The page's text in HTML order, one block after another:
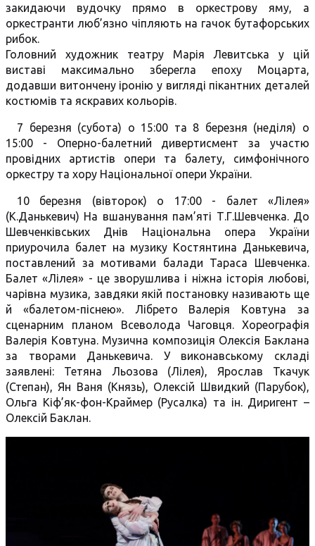
закидаючи вудочку прямо в оркестрову яму, а
оркестранти люб’язно чіпляють на гачок бутафорських
рибок.
Головний художник театру Марія Левитська у цій
виставі максимально зберегла епоху Моцарта,
додавши витончену іронію у вигляді пікантних деталей
костюмів та яскравих кольорів.
7 березня (субота) о 15:00 та 8 березня (неділя) о
15:00 - Оперно-балетний дивертисмент за участю
провідних артистів опери та балету, симфонічного
оркестру та хору Національної опери України.
10 березня (вівторок) о 17:00 - балет «Лілея»
(К.Данькевич) На вшанування пам’яті Т.Г.Шевченка. До
Шевченківських Днів Національна опера України
приурочила балет на музику Костянтина Данькевича,
поставлений за мотивами балади Тараса Шевченка.
Балет «Лілея» - це зворушлива і ніжна історія любові,
чарівна музика, завдяки якій постановку називають ще
й «балетом-піснею». Лібрето Валерія Ковтуна за
сценарним планом Всеволода Чаговця. Хореографія
Валерія Ковтуна. Музична композиція Олексія Баклана
за творами Данькевича. У виконавському складі
заявлені: Тетяна Льозова (Лілея), Ярослав Ткачук
(Степан), Ян Ваня (Князь), Олексій Швидкий (Парубок),
Ольга Кіф’як-фон-Краймер (Русалка) та ін. Диригент –
Олексій Баклан.